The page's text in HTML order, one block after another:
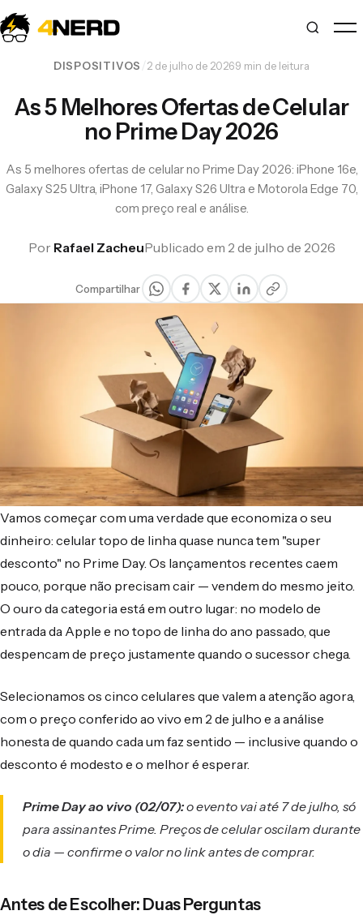
DISPOSITIVOS /2 de julho de 2026·9 min de leitura
As 5 Melhores Ofertas de Celular
no Prime Day 2026
As 5 melhores ofertas de celular no Prime Day 2026: iPhone 16e,
Galaxy S25 Ultra, iPhone 17, Galaxy S26 Ultra e Motorola Edge 70,
com preço real e análise.
Por Rafael ZacheuPublicado em 2 de julho de 2026
Compartilhar
Vamos começar com uma verdade que economiza o seu
dinheiro: celular topo de linha quase nunca tem "super
desconto" no Prime Day. Os lançamentos recentes caem
pouco, porque não precisam cair — vendem do mesmo jeito.
O ouro da categoria está em outro lugar: no modelo de
entrada da Apple e no topo de linha do ano passado, que
despencam de preço justamente quando o sucessor chega.
Selecionamos os cinco celulares que valem a atenção agora,
com o preço conferido ao vivo em 2 de julho e a análise
honesta de quando cada um faz sentido — inclusive quando o
desconto é modesto e o melhor é esperar.
Prime Day ao vivo (02/07):o evento vai até 7 de julho, só
para assinantes Prime. Preços de celular oscilam durante
o dia — confirme o valor no link antes de comprar.
Antes de Escolher: Duas Perguntas